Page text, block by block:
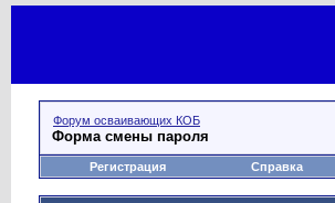
Форум осваивающих КОБ
Форма смены пароля
Регистрация Справка